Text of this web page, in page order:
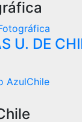
U. DE
AzulChile